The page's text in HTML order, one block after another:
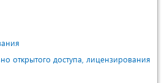
открытого доступа, лицензирования